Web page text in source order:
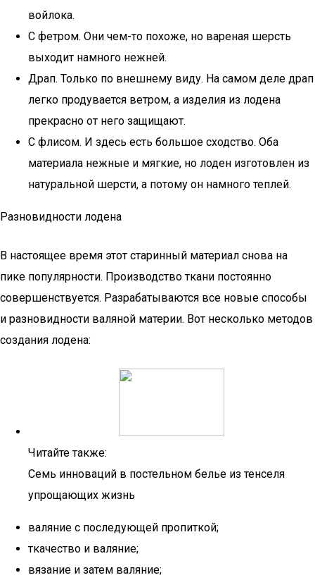
войлока.
С фетром. Они чем-то похоже, но вареная шерсть
выходит намного нежней.
Драп. Только по внешнему виду. На самом деле драп
легко продувается ветром, а изделия из лодена
прекрасно от него защищают.
С флисом. И здесь есть большое сходство. Оба
материала нежные и мягкие, но лоден изготовлен из
натуральной шерсти, а потому он намного теплей.
Разновидности лодена
В настоящее время этот старинный материал снова на
пике популярности. Производство ткани постоянно
совершенствуется. Разрабатываются все новые способы
и разновидности валяной материи. Вот несколько методов
создания лодена:
Читайте также:
Семь инноваций в постельном белье из тенселя
упрощающих жизнь
валяние с последующей пропиткой;
ткачество и валяние;
вязание и затем валяние;